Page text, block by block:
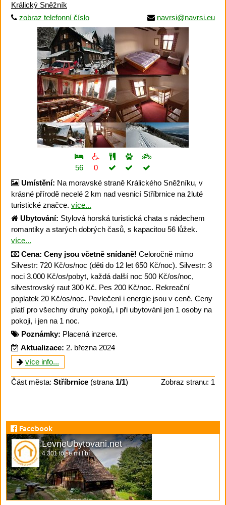
Králický Sněžník
zobraz telefonní číslo
navrsi@navrsi.eu
56
0
Umístění: Na moravské straně Králického Sněžníku, v
krásné přírodě necelé 2 km nad vesnicí Stříbrnice na žluté
turistické značce. více...
Ubytování: Stylová horská turistická chata s nádechem
romantiky a starých dobrých časů, s kapacitou 56 lůžek.
více...
Cena: Ceny jsou včetně snídaně! Celoročně mimo
Silvestr: 720 Kč/os/noc (děti do 12 let 650 Kč/noc). Silvestr: 3
noci 3.000 Kč/os/pobyt, každá další noc 500 Kč/os/noc,
silvestrovský raut 300 Kč. Pes 200 Kč/noc. Rekreační
poplatek 20 Kč/os/noc. Povlečení i energie jsou v ceně. Ceny
platí pro všechny druhy pokojů, i při ubytování jen 1 osoby na
pokoji, i jen na 1 noc.
Poznámky: Placená inzerce.
Aktualizace: 2. března 2024
více info...
Část města: Stříbrnice (strana 1/1) Zobraz stranu: 1
Facebook
LevneUbytovani.net
4 301 to se mi líbí